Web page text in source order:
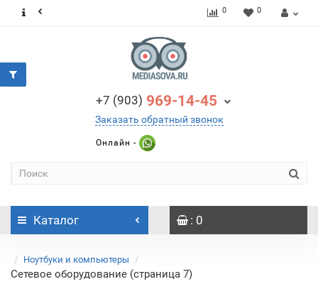
0 0
+7 (903) 969-14-45
Заказать обратный звонок
Онлайн -
Каталог : 0
Ноутбуки и компьютеры
Сетевое оборудование (страница 7)